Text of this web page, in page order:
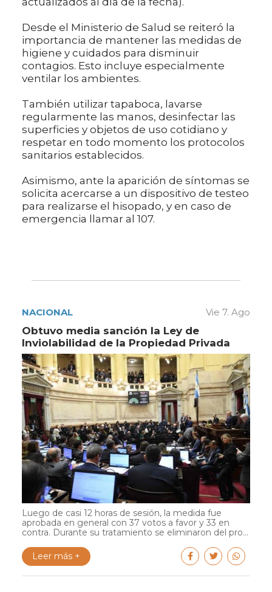
Desde el Ministerio de Salud se reiteró la
importancia de mantener las medidas de
higiene y cuidados para disminuir
contagios. Esto incluye especialmente
ventilar los ambientes.
También utilizar tapaboca, lavarse
regularmente las manos, desinfectar las
superficies y objetos de uso cotidiano y
respetar en todo momento los protocolos
sanitarios establecidos.
Asimismo, ante la aparición de síntomas se
solicita acercarse a un dispositivo de testeo
para realizarse el hisopado, y en caso de
emergencia llamar al 107.
NACIONAL Vie 7. Ago
Obtuvo media sanción la Ley de
Inviolabilidad de la Propiedad Privada
Luego de casi 12 horas de sesión, la medida fue
aprobada en general con 37 votos a favor y 33 en
contra. Durante su tratamiento se eliminaron del pro...
Leer más +